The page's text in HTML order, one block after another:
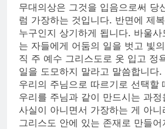
무대의상은 그것을 입음으로써 당
럼 가장하는 것입니다. 반면에 제
누구인지 상기하게 됩니다. 바울
는 자들에게 어둠의 일을 벗고 빛
직 주 예수 그리스도로 옷 입고 정
일을 도모하지 말라고 말씀합니다
우리의 주님으로 따르기로 선택할
우리를 주님과 같이 만드시는 과
사실이 아니면서 가장하는 게 아
그리스도 안에 있는 존재로 만들